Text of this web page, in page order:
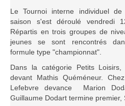
Les horaires
Les licenciés
Les bilans sportifs
Les archives
Saison 2017-2018
Le Tournoi interne individuel
saison s'est déroulé vendredi
Répartis en trois groupes de
jeunes se sont rencontrés
formule type "championnat".
Dans la catégorie Petits Loisirs,
devant Mathis Quéméneur.
Lefebvre devance Marion
Guillaume Dodart termine premier,